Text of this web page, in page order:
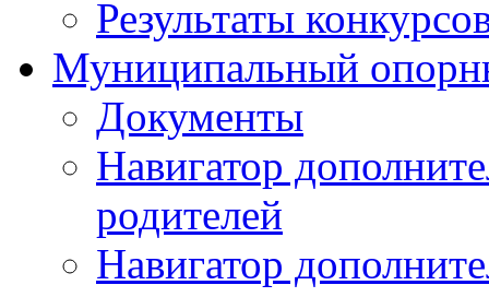
Результаты
Муниципальный
Документы
Навигатор
родителей
Навигатор